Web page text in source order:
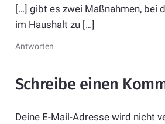
[…] gibt es zwei Maßnahmen, bei
im Haushalt zu […]
Antworten
Schreibe einen
Deine E-Mail-Adresse wird nicht